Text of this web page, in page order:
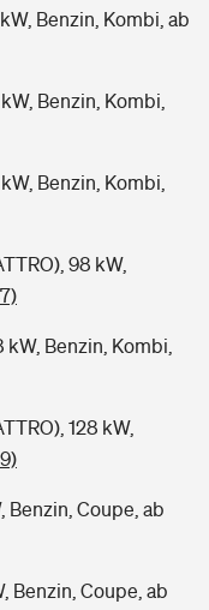
Benzin, Kombi, ab
Benzin, Kombi,
Benzin, Kombi,
98 kW,
kW, Benzin, Kombi,
128 kW,
Benzin, Coupe, ab
Benzin, Coupe, ab